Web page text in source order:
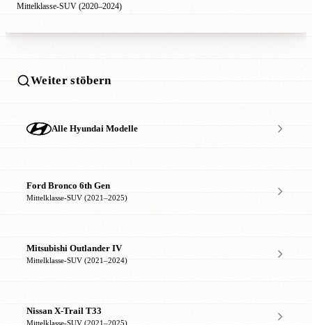
Mittelklasse-SUV (2020–2024)
Weiter stöbern
Alle Hyundai Modelle
Ford Bronco 6th Gen
Mittelklasse-SUV (2021–2025)
Mitsubishi Outlander IV
Mittelklasse-SUV (2021–2024)
Nissan X-Trail T33
Mittelklasse-SUV (2021–2025)